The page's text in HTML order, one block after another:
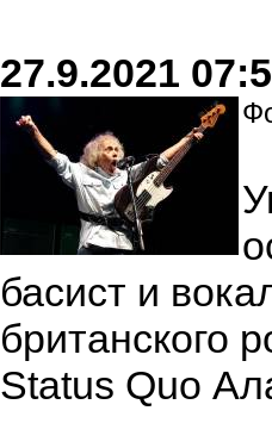
27.9.2021
басист и
британского
Status Quo